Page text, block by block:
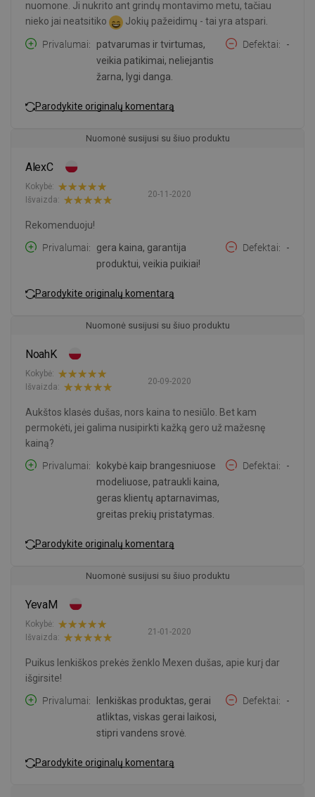
nuomone. Ji nukrito ant grindų montavimo metu, tačiau
nieko jai neatsitiko
Jokių pažeidimų - tai yra atspari.
Privalumai
patvarumas ir tvirtumas,
veikia patikimai, neliejantis
žarna, lygi danga.
Defektai -
Parodykite originalų komentarą
Nuomonė susijusi su šiuo produktu
AlexC
20-11-2020
Kokybė:
Išvaizda:
Rekomenduoju!
Privalumai
gera kaina, garantija
produktui, veikia puikiai!
Defektai -
Parodykite originalų komentarą
Nuomonė susijusi su šiuo produktu
NoahK
20-09-2020
Kokybė:
Išvaizda:
Aukštos klasės dušas, nors kaina to nesiūlo. Bet kam
permokėti, jei galima nusipirkti kažką gero už mažesnę
kainą?
Privalumai
kokybė kaip brangesniuose
modeliuose, patraukli kaina,
geras klientų aptarnavimas,
greitas prekių pristatymas.
Defektai -
Parodykite originalų komentarą
Nuomonė susijusi su šiuo produktu
YevaM
21-01-2020
Kokybė:
Išvaizda:
Puikus lenkiškos prekės ženklo Mexen dušas, apie kurį dar
išgirsite!
Privalumai
lenkiškas produktas, gerai
atliktas, viskas gerai laikosi,
stipri vandens srovė.
Defektai -
Parodykite originalų komentarą